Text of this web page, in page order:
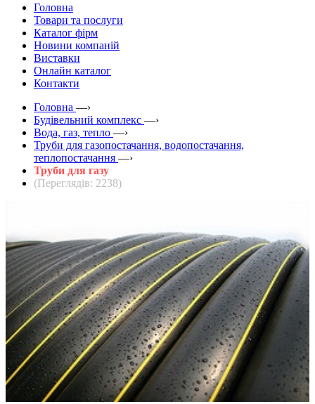
Головна
Товари та послуги
Каталог фірм
Новини компаній
Виставки
Онлайн каталог
Контакти
Головна —›
Будівельний комплекс —›
Вода, газ, тепло —›
Труби для газопостачання, водопостачання,
теплопостачання —›
Труби для газу
(Переглядів: 2238)